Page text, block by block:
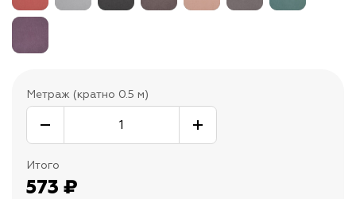
Метраж (кратно 0.5 м)
Итого
573 ₽